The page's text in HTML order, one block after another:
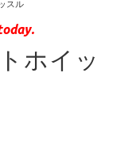
スル
ホイッ